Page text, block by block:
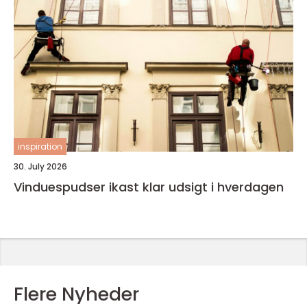
inspiration
30. July 2026
Vinduespudser ikast klar udsigt i hverdagen
Flere Nyheder